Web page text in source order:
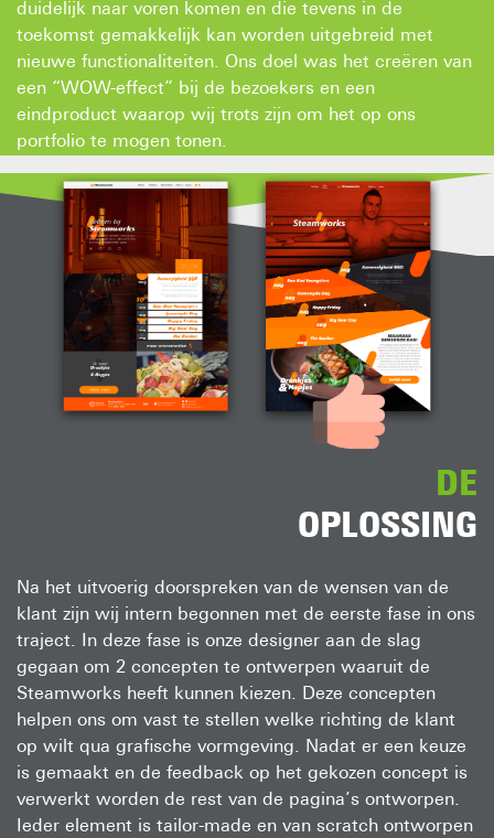
duidelijk naar voren komen en die tevens in de
toekomst gemakkelijk kan worden uitgebreid met
nieuwe functionaliteiten. Ons doel was het creëren van
een “WOW-effect” bij de bezoekers en een
eindproduct waarop wij trots zijn om het op ons
portfolio te mogen tonen.
DE
OPLOSSING
Na het uitvoerig doorspreken van de wensen van de
klant zijn wij intern begonnen met de eerste fase in ons
traject. In deze fase is onze designer aan de slag
gegaan om 2 concepten te ontwerpen waaruit de
Steamworks heeft kunnen kiezen. Deze concepten
helpen ons om vast te stellen welke richting de klant
op wilt qua grafische vormgeving. Nadat er een keuze
is gemaakt en de feedback op het gekozen concept is
verwerkt worden de rest van de pagina’s ontworpen.
Ieder element is tailor-made en van scratch ontworpen